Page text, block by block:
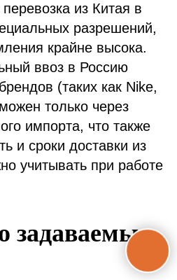
из Китая в
разрешений,
крайне высока.
ввоз в Россию
(таких как Nike,
только через
импорта, что также
и сроки доставки из
учитывать при работе
задаваемые